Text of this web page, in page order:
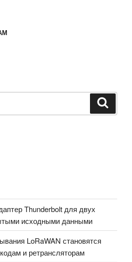
Thunderbolt для двух
исходными данными
LoRaWAN становятся
и ретрансляторам